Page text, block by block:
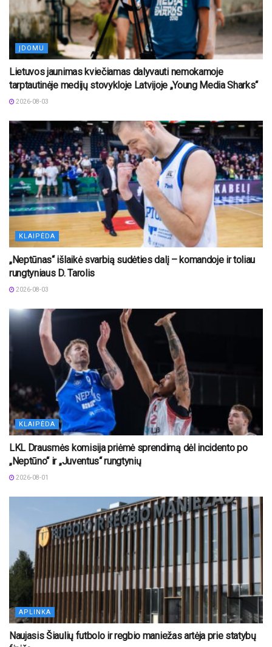
ĮDOMU
Lietuvos jaunimas kviečiamas dalyvauti nemokamoje
tarptautinėje medijų stovykloje Latvijoje „Young Media Sharks“
2026-08-03
KLAIPĖDA
„Neptūnas“ išlaikė svarbią sudėties dalį – komandoje ir toliau
rungtyniaus D. Tarolis
2026-08-03
KLAIPĖDA
LKL Drausmės komisija priėmė sprendimą dėl incidento po
„Neptūno“ ir „Juventus“ rungtynių
2026-08-01
APLINKA
Naujasis Šiaulių futbolo ir regbio maniežas artėja prie statybų